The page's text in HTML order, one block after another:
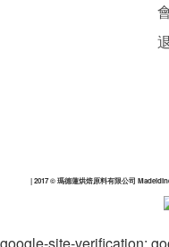
| 2017 © 瑪德蓮烘焙原料有限公司